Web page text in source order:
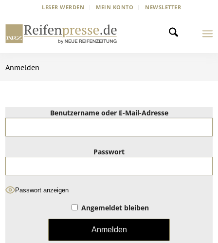
LESER WERDEN MEIN KONTO NEWSLETTER
Anmelden
Benutzername oder E-Mail-Adresse
Passwort
Passwort anzeigen
Angemeldet bleiben